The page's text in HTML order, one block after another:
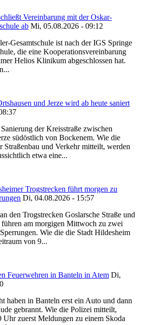
Vereinbarung mit der Oskar-
ab Mi, 05.08.2026 - 09:12
Gesamtschule ist nach der IGS Springe
die eine Kooperationsvereinbarung
Helios Klinikum abgeschlossen hat.
und Jerze wird ab heute saniert
der Kreisstraße zwischen
südöstlich von Bockenem. Wie die
Straßenbau und Verkehr mitteilt, werden
etwa eine...
Trogstrecken führt morgen zu
Di, 04.08.2026 - 15:57
den Trogstrecken Goslarsche Straße und
führen am morgigen Mittwoch zu zwei
Wie die die Stadt Hildesheim
von 9...
Feuerwehren in Banteln in Atem Di,
haben in Banteln erst ein Auto und dann
gebrannt. Wie die Polizei mitteilt,
Uhr zuerst Meldungen zu einem Skoda